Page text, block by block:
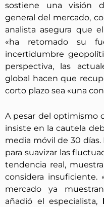
sostiene una visión
general del mercado,
analista asegura que
«ha retomado su
incertidumbre
perspectiva, las
global hacen que
corto plazo sea «una
A pesar del optimismo
insiste en la cautela
media móvil de 30
para suavizar las
tendencia real,
considera insuficiente.
mercado ya
añadió el especialista,